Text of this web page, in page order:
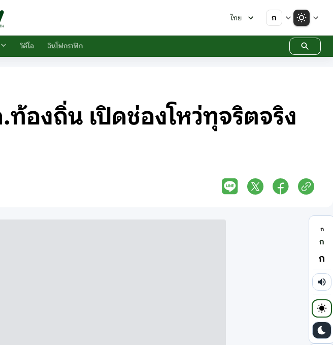
ไทย ก
วิดีโอ อินโฟกราฟิก
องถิ่น เปิดช่องโหว่ทุจริตจริง
ก
ก
ก